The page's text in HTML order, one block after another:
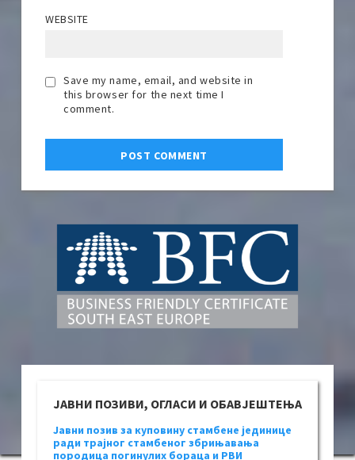
WEBSITE
Save my name, email, and website in
this browser for the next time I
comment.
ЈАВНИ ПОЗИВИ, ОГЛАСИ И ОБАВЈЕШТЕЊА
Јавни позив за куповину стамбене јединице
ради трајног стамбеног збрињавања
породица погинулих бораца и РВИ